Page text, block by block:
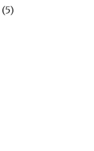
(5)